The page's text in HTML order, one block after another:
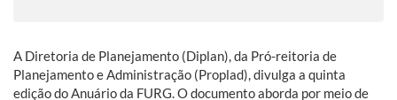
A Diretoria de Planejamento (Diplan), da Pró-reitoria de
Planejamento e Administração (Proplad), divulga a quinta
edição do Anuário da FURG. O documento aborda por meio de